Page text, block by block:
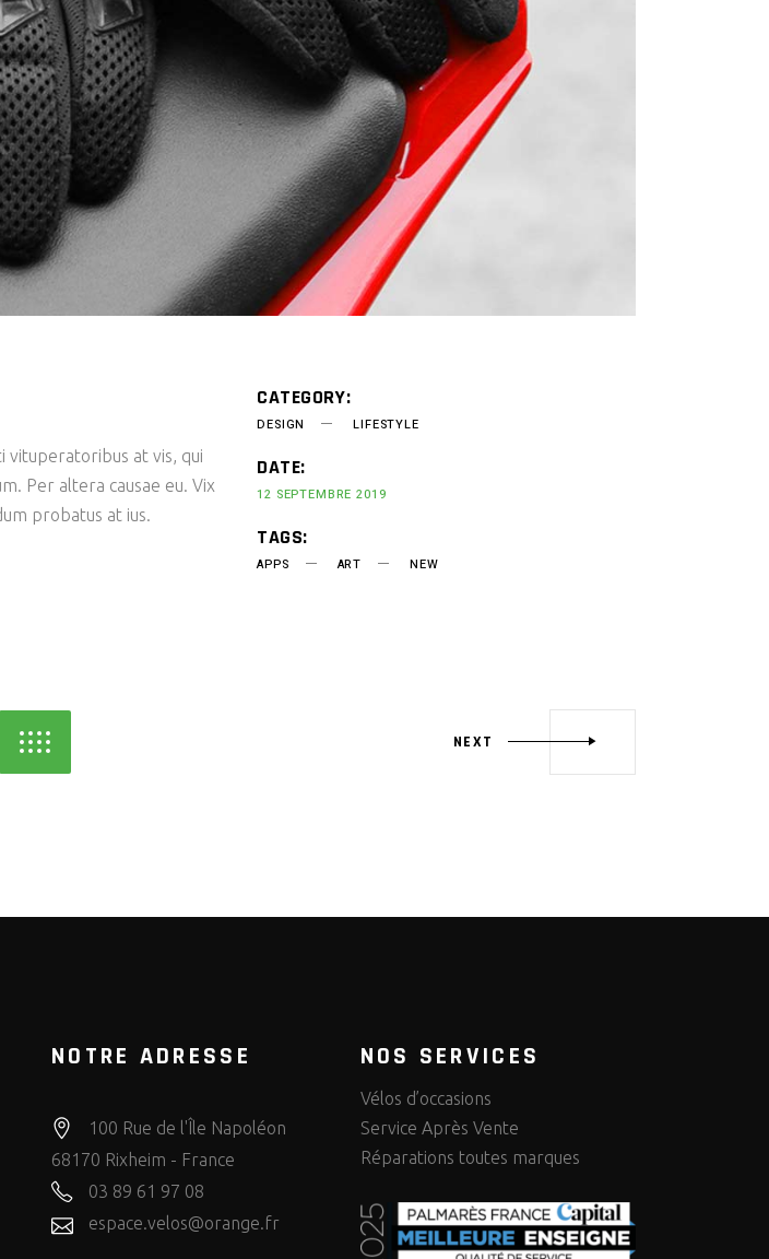
vituperatoribus at vis, qui
Per altera causae eu. Vix
probatus at ius.
CATEGORY:
DESIGN LIFESTYLE
DATE:
12 SEPTEMBRE 2019
TAGS:
APPS ART NEW
NEXT
NOTRE ADRESSE
100 Rue de l'Île Napoléon
68170 Rixheim - France
03 89 61 97 08
espace.velos@orange.fr
NOS SERVICES
Vélos d’occasions
Service Après Vente
Réparations toutes marques